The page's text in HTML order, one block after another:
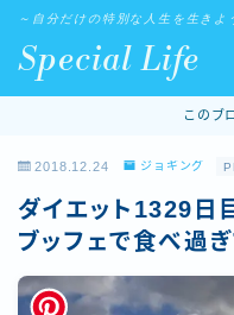
Special Life
～自分だけの特別な人生を生きよ
このブ
2018.12.24 ジョギング
ダイエット1329日
ブッフェで食べ過